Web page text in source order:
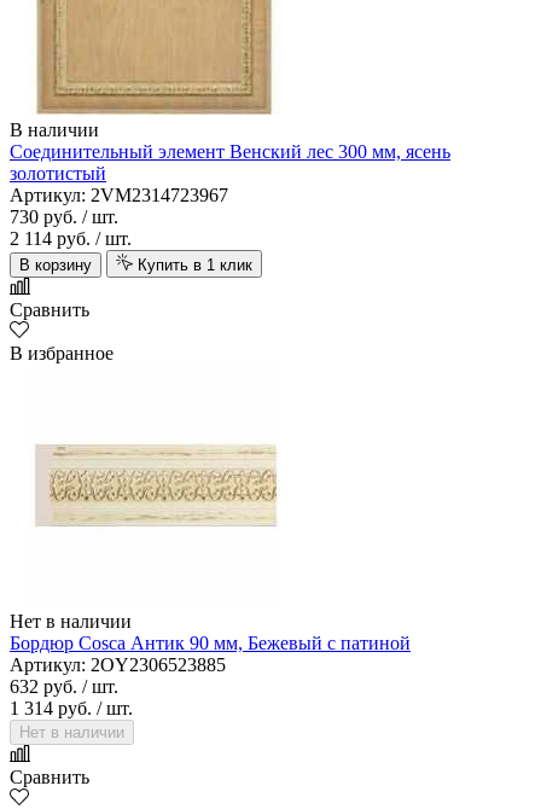
В наличии
Соединительный элемент Венский лес 300 мм, ясень
золотистый
Артикул: 2VM2314723967
730 руб. / шт.
2 114 руб. / шт.
В корзину Купить в 1 клик
Сравнить
В избранное
Нет в наличии
Бордюр Cosca Антик 90 мм, Бежевый с патиной
Артикул: 2OY2306523885
632 руб. / шт.
1 314 руб. / шт.
Нет в наличии
Сравнить